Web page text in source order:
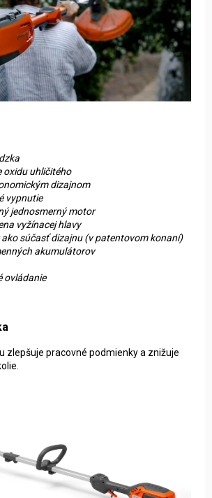
oxidu uhličitého
dizajnom
vypnutie
jednosmerný motor
vyžínacej hlavy
súčasť dizajnu (v patentovom konaní)
akumulátorov
ovládanie
zlepšuje pracovné podmienky a znižuje